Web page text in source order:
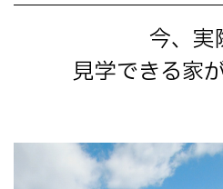
今、実
見学できる家